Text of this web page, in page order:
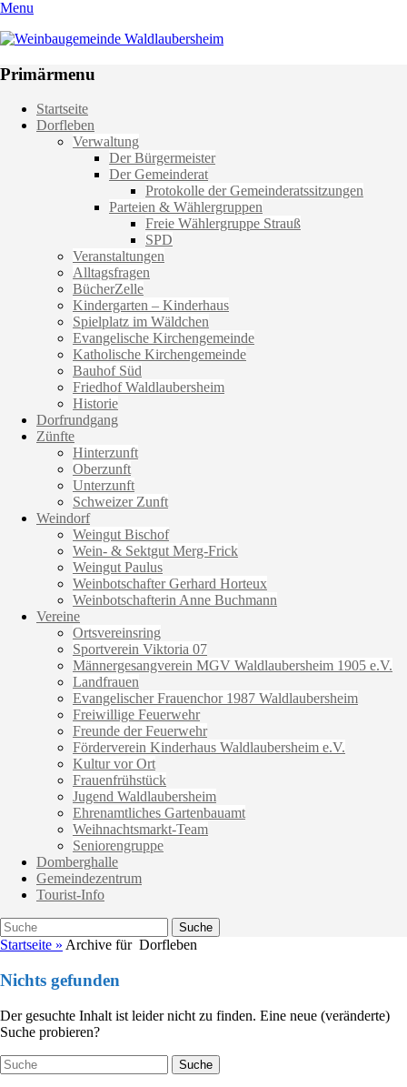
Menu
Weinbaugemeinde Waldlaubersheim
Primärmenu
Weiter
zum
Startseite
Dorfleben
Verwaltung
Der Bürgermeister
Der Gemeinderat
Protokolle der Gemeinderatssitzungen
Parteien & Wählergruppen
Freie Wählergruppe Strauß
SPD
Veranstaltungen
Alltagsfragen
BücherZelle
Kindergarten – Kinderhaus
Spielplatz im Wäldchen
Evangelische Kirchengemeinde
Katholische Kirchengemeinde
Bauhof Süd
Friedhof Waldlaubersheim
Historie
Dorfrundgang
Zünfte
Hinterzunft
Oberzunft
Unterzunft
Schweizer Zunft
Weindorf
Weingut Bischof
Wein- & Sektgut Merg-Frick
Weingut Paulus
Weinbotschafter Gerhard Horteux
Weinbotschafterin Anne Buchmann
Vereine
Ortsvereinsring
Sportverein Viktoria 07
Männergesangverein MGV Waldlaubersheim 1905 e.V.
Landfrauen
Evangelischer Frauenchor 1987 Waldlaubersheim
Freiwillige Feuerwehr
Freunde der Feuerwehr
Förderverein Kinderhaus Waldlaubersheim e.V.
Kultur vor Ort
Frauenfrühstück
Jugend Waldlaubersheim
Ehrenamtliches Gartenbauamt
Weihnachtsmarkt-Team
Seniorengruppe
Domberghalle
Gemeindezentrum
Tourist-Info
Suche
Suche
nach:
Startseite » Archive für Dorfleben
Nichts gefunden
Der gesuchte Inhalt ist leider nicht zu finden. Eine neue (veränderte)
Suche probieren?
Suche
nach: